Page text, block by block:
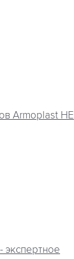
Armoplast HE
экспертное